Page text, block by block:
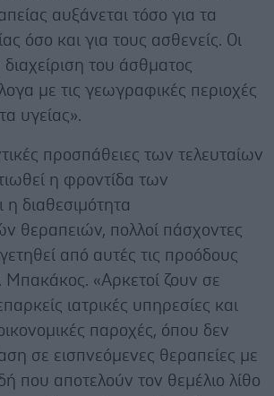
αυξάνεται τόσο για τα
όσο και για τους ασθενείς. Οι
του άσθματος
με τις γεωγραφικές περιοχές
υγείας».
προσπάθειες των τελευταίων
η φροντίδα των
διαθεσιμότητα
θεραπειών, πολλοί πάσχοντες
από αυτές τις προόδους
Μπακάκος. «Αρκετοί ζουν σε
ιατρικές υπηρεσίες και
παροχές, όπου δεν
σε εισπνεόμενες θεραπείες με
που αποτελούν τον θεμέλιο λίθο